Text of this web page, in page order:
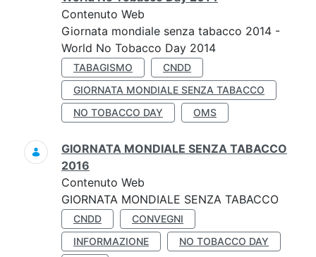
Contenuto Web
Giornata mondiale senza tabacco 2014 -
World No Tobacco Day 2014
TABAGISMO
CNDD
GIORNATA MONDIALE SENZA TABACCO
NO TOBACCO DAY
OMS
GIORNATA MONDIALE SENZA TABACCO
2016
Contenuto Web
GIORNATA MONDIALE SENZA TABACCO
CNDD
CONVEGNI
INFORMAZIONE
NO TOBACCO DAY